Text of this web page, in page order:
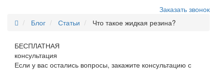
Заказать звонок
Блог
Статьи Что такое жидкая резина?
БЕСПЛАТНАЯ
консультация
Если у вас остались вопросы, закажите консультацию с